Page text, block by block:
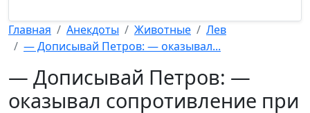
Главная Анекдоты Животные
Лев
— Дописывай Петров: — оказывал...
— Дописывай Петров: —
оказывал сопротивление при